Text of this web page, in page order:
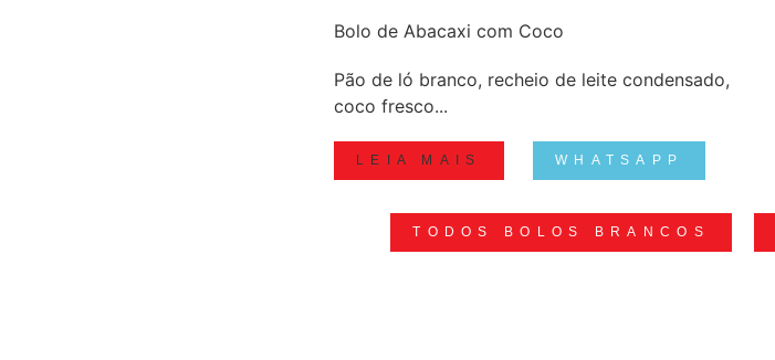
Bolo de Abacaxi com Coco
Pão de ló branco, recheio de leite condensado,
coco fresco...
LEIA MAIS WHATSAPP
TODOS BOLOS BRANCOS